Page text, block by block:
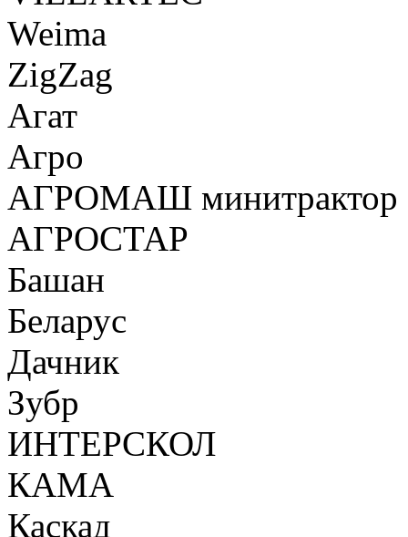
Weima
ZigZag
Агат
Агро
АГРОМАШ минитрактор
АГРОСТАР
Башан
Беларус
Дачник
Зубр
ИНТЕРСКОЛ
КАМА
Каскад